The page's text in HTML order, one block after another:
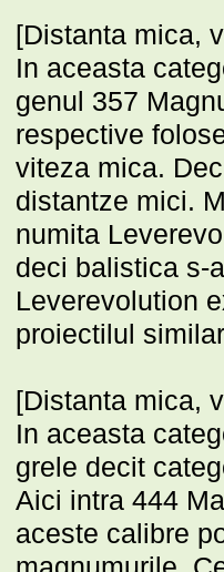
[Distanta mica,
In aceasta
genul 357
respective
viteza mica.
distantze mici.
numita
deci balistica s-
Leverevolution
proiectilul
[Distanta mica,
In aceasta
grele decit
Aici intra 444
aceste calibre